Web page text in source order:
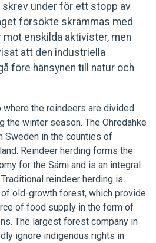
under för ett stopp av
försökte skrämmas med
enskilda aktivister, men
att den industriella
före hänsynen till natur och